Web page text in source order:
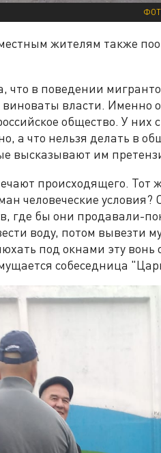
жителям также
в поведении
власти. Именно
общество. У них
а что нельзя делать в
высказывают им
происходящего.
человеческие
где бы они продавали-
воду, потом вывезти
под окнами эту вонь
собеседница